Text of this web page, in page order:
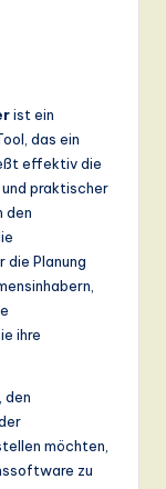
ist ein
das ein
effektiv die
praktischer
den
Planung
ihre
den
möchten,
zu